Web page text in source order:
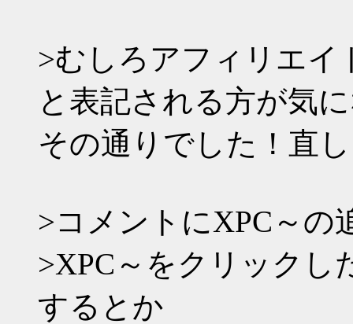
>むしろアフィリエイ
と表記される方が気
その通りでした！直
>コメントにXPC～の
>XPC～をクリックし
するとか